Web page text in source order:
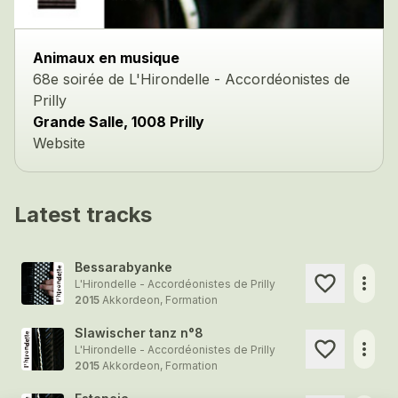
Animaux en musique
68e soirée de L'Hirondelle - Accordéonistes de
Prilly
Grande Salle, 1008 Prilly
Website
Latest tracks
Bessarabyanke
L'Hirondelle - Accordéonistes de Prilly
2015 Akkordeon, Formation
more_horiz
Slawischer tanz n°8
L'Hirondelle - Accordéonistes de Prilly
2015 Akkordeon, Formation
more_horiz